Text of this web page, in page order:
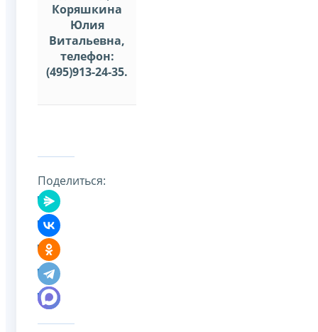
Коряшкина
Юлия
Витальевна,
телефон:
(495)913-24-35.
Поделиться: